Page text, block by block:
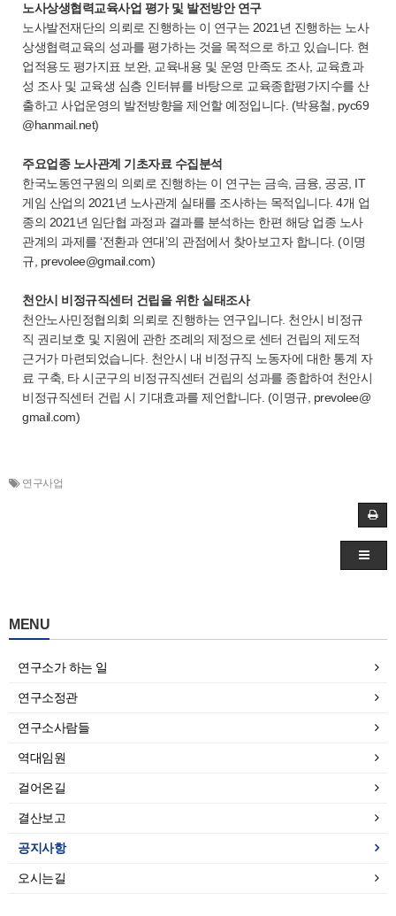
노사상생협력교육사업 평가 및 발전방안 연구
노사발전재단의 의뢰로 진행하는 이 연구는 2021년 진행하는 노사
상생협력교육의 성과를 평가하는 것을 목적으로 하고 있습니다. 현
업적용도 평가지표 보완, 교육내용 및 운영 만족도 조사, 교육효과
성 조사 및 교육생 심층 인터뷰를 바탕으로 교육종합평가지수를 산
출하고 사업운영의 발전방향을 제언할 예정입니다. (박용철, pyc69
@hanmail.net)
주요업종 노사관계 기초자료 수집분석
한국노동연구원의 의뢰로 진행하는 이 연구는 금속, 금융, 공공, IT
게임 산업의 2021년 노사관계 실태를 조사하는 목적입니다. 4개 업
종의 2021년 임단협 과정과 결과를 분석하는 한편 해당 업종 노사
관계의 과제를 ‘전환과 연대’의 관점에서 찾아보고자 합니다. (이명
규, prevolee@gmail.com)
천안시 비정규직센터 건립을 위한 실태조사
천안노사민정협의회 의뢰로 진행하는 연구입니다. 천안시 비정규
직 권리보호 및 지원에 관한 조례의 제정으로 센터 건립의 제도적
근거가 마련되었습니다. 천안시 내 비정규직 노동자에 대한 통계 자
료 구축, 타 시군구의 비정규직센터 건립의 성과를 종합하여 천안시
비정규직센터 건립 시 기대효과를 제언합니다. (이명규, prevolee@
gmail.com)
연구사업
MENU
연구소가 하는 일
연구소정관
연구소사람들
역대임원
걸어온길
결산보고
공지사항
오시는길